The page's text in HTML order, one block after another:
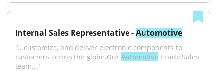
Internal Sales Representative - Automotive
"...customize, and deliver electronic components to
customers across the globe.Our Automotive Inside Sales
team..."